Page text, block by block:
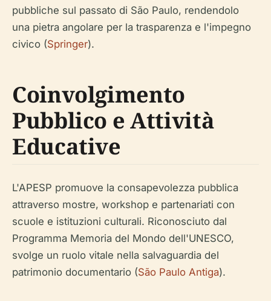
pubbliche sul passato di São Paulo, rendendolo
una pietra angolare per la trasparenza e l'impegno
civico (Springer).
Coinvolgimento
Pubblico e Attività
Educative
L'APESP promuove la consapevolezza pubblica
attraverso mostre, workshop e partenariati con
scuole e istituzioni culturali. Riconosciuto dal
Programma Memoria del Mondo dell'UNESCO,
svolge un ruolo vitale nella salvaguardia del
patrimonio documentario (São Paulo Antiga).